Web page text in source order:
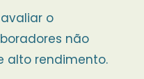
o
não
alto rendimento.